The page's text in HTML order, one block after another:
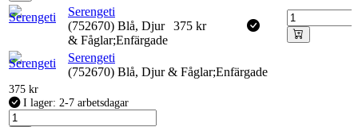
Serengeti
(752670) Blå, Djur
& Fåglar;Enfärgade
375 kr
Serengeti
(752670) Blå, Djur & Fåglar;Enfärgade
375 kr
I lager: 2-7 arbetsdagar